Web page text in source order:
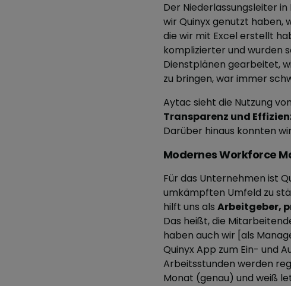
Der Niederlassungsleiter
wir Quinyx genutzt haben,
die wir mit Excel erstellt
komplizierter und wurden
Dienstplänen gearbeitet,
zu bringen, war immer
Aytac sieht die Nutzung
Transparenz und
Darüber hinaus konnten
Modernes Workforce
Für das Unternehmen ist
umkämpften Umfeld zu
hilft uns als Arbeitgeber,
Das heißt, die
haben auch wir [als
Quinyx App zum Ein- und
Arbeitsstunden werden
Monat (genau) und weiß